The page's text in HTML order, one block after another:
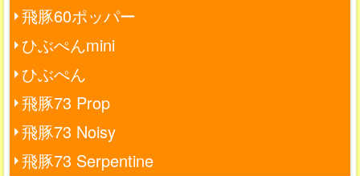
飛豚60ポッパー
ひぶぺんmini
ひぶぺん
飛豚73 Prop
飛豚73 Noisy
飛豚73 Serpentine